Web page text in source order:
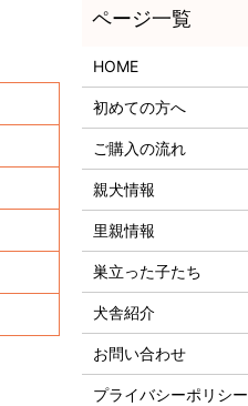
HOME
初めての方へ
ご購入の流れ
親犬情報
里親情報
巣立った子たち
犬舎紹介
お問い合わせ
プライバシーポリシー